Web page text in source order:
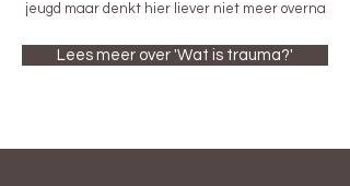
jeugd maar denkt hier liever niet meer overna
Lees meer over 'Wat is trauma?'